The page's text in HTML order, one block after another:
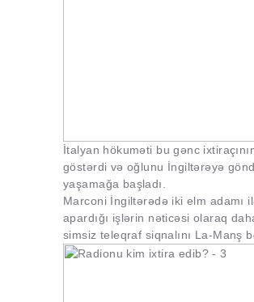
İtalyan hökuməti bu gənc
göstərdi və oğlunu İngiltərəyə
yaşamağa başladı.
Marconi İngiltərədə iki elm adamı
apardığı işlərin nəticəsi olaraq
simsiz teleqraf siqnalını La-Manş